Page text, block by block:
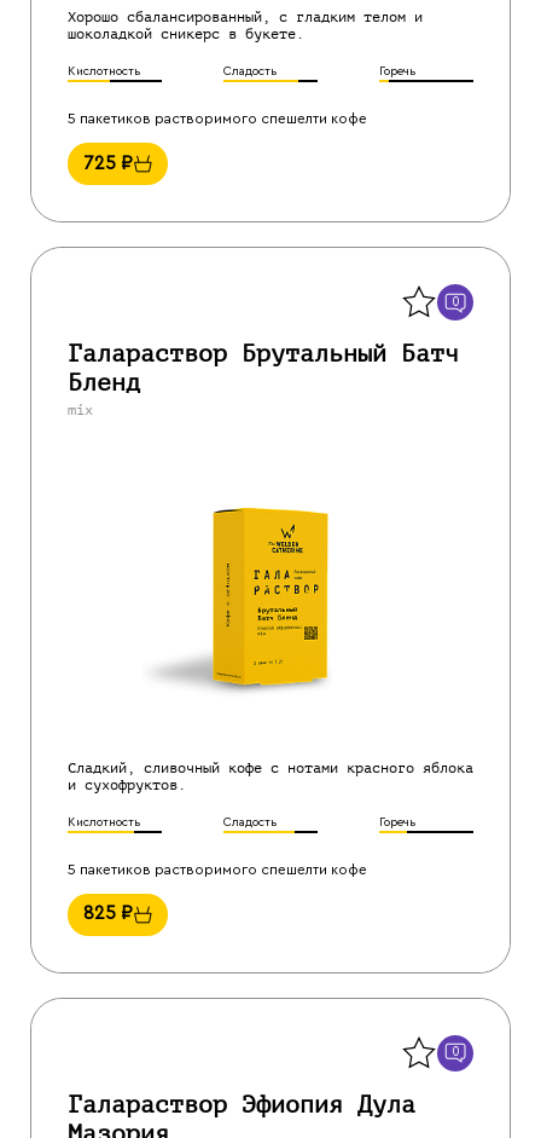
Хорошо сбалансированный, с гладким телом и
шоколадкой сникерс в букете.
Кислотность Сладость Горечь
5 пакетиков растворимого спешелти кофе
725 ₽
0
Галараствор Брутальный Батч
Бленд
mix
Сладкий, сливочный кофе с нотами красного яблока
и сухофруктов.
Кислотность Сладость Горечь
5 пакетиков растворимого спешелти кофе
825 ₽
0
Галараствор Эфиопия Дула